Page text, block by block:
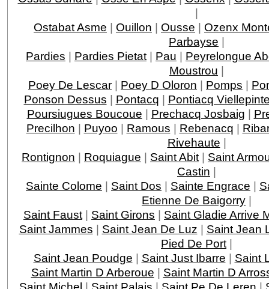
|
Ostabat Asme | Ouillon | Ousse | Ozenx
Parbayse |
Pardies | Pardies Pietat | Pau | Peyrelongue
Moustrou |
Poey De Lescar | Poey D Oloron | Pomps |
Ponson Dessus | Pontacq | Pontiacq
Poursiugues Boucoue | Prechacq Josbaig |
Precilhon | Puyoo | Ramous | Rebenacq |
Rivehaute |
Rontignon | Roquiague | Saint Abit | Saint
Castin |
Sainte Colome | Saint Dos | Sainte Engrace |
Etienne De Baigorry |
Saint Faust | Saint Girons | Saint Gladie Arrive
Saint Jammes | Saint Jean De Luz | Saint Jean
Pied De Port |
Saint Jean Poudge | Saint Just Ibarre | Saint
Saint Martin D Arberoue | Saint Martin D